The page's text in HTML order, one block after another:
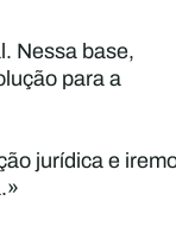
Nessa base,
para a
jurídica e